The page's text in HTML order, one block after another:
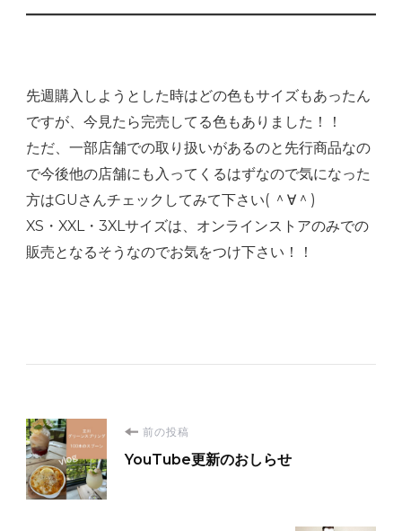
先週購入しようとした時はどの色もサイズもあったん
ですが、今見たら完売してる色もありました！！
ただ、一部店舗での取り扱いがあるのと先行商品なの
で今後他の店舗にも入ってくるはずなので気になった
方はGUさんチェックしてみて下さい( ＾∀＾)
XS・XXL・3XLサイズは、オンラインストアのみでの
販売となるそうなのでお気をつけ下さい！！
投
稿
前の投稿
YouTube更新のおしらせ